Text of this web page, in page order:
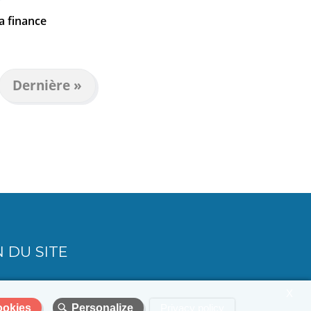
finance
Dernière
page
Dernière »
DU SITE
Personalize